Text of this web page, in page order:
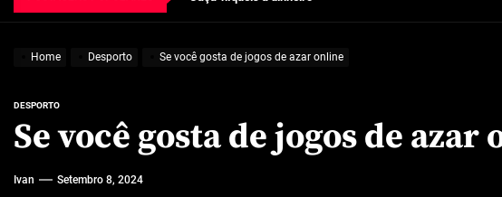
Máquinas de jogo online
Home Desporto Se você gosta de jogos de azar online
DESPORTO
Se você gosta de jogos de azar
Ivan Setembro 8, 2024